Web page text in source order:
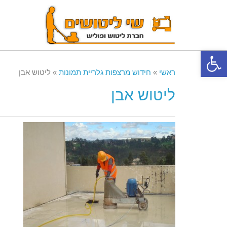
פתח סרגל נגישות
ראשי » חידוש מרצפות גלריית תמונות » ליטוש אבן
ליטוש אבן